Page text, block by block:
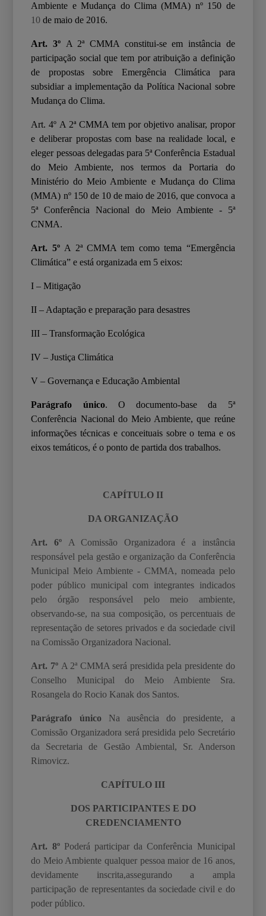
Ambiente e Mudança do Clima (MMA) nº 150 de
10 de maio de 2016.
Art. 3º A 2ªCMMA constitui-se em instância de
participação social que tem por atribuição a definição
de propostas sobre Emergência Climática para
subsidiar a implementação da Política Nacional sobre
Mudança do Clima.
Art. 4º A 2ª CMMA tem por objetivo analisar, propor
e deliberar propostas com base na realidade local, e
eleger pessoas delegadas para 5ª Conferência Estadual
do Meio Ambiente, nos termos da Portaria do
Ministério do Meio Ambiente e Mudança do Clima
(MMA) nº 150 de 10 de maio de 2016, que convoca a
5ª Conferência Nacional do Meio Ambiente - 5ª
CNMA.
Art. 5º A 2ªCMMA tem como tema “Emergência
Climática” e está organizada em 5 eixos:
I – Mitigação
II – Adaptação e preparação para desastres
III – Transformação Ecológica
IV – Justiça Climática
V – Governança e Educação Ambiental
Parágrafo único. O documento-base da 5ª
Conferência Nacional do Meio Ambiente, que reúne
informações técnicas e conceituais sobre o tema e os
eixos temáticos, é o ponto de partida dos trabalhos.
CAPÍTULO II
DA ORGANIZAÇÃO
Art. 6º A Comissão Organizadora é a instância
responsável pela gestão e organização da Conferência
Municipal Meio Ambiente - CMMA, nomeada pelo
poder público municipal com integrantes indicados
pelo órgão responsável pelo meio ambiente,
observando-se, na sua composição, os percentuais de
representação de setores privados e da sociedade civil
naComissão Organizadora Nacional.
Art. 7º A 2ª CMMA será presidida pela presidente do
Conselho Municipal do Meio Ambiente Sra.
Rosangela do Rocio Kanak dos Santos.
Parágrafo único Na ausência do presidente, a
Comissão Organizadora será presidida pelo Secretário
da Secretaria de Gestão Ambiental, Sr. Anderson
Rimovicz.
CAPÍTULO III
DOS PARTICIPANTES E DO
CREDENCIAMENTO
Art. 8º Poderá participar da Conferência Municipal
do Meio Ambiente qualquer pessoa maior de 16 anos,
devidamente inscrita,assegurando a ampla
participação de representantes dasociedade civil e do
poder público.